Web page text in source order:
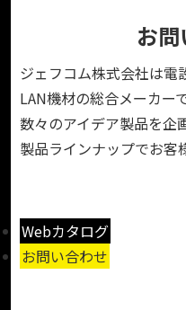
お
ジェフコム株式会社は電
LAN機材の総合メーカーで
数々のアイデア製品を企
製品ラインナップでお客
Webカタログ
お問い合わせ